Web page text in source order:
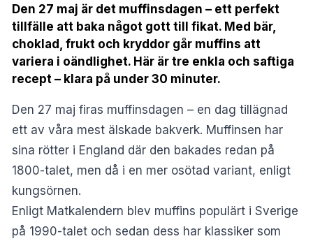
Den 27 maj är det muffinsdagen – ett perfekt
tillfälle att baka något gott till fikat. Med bär,
choklad, frukt och kryddor går muffins att
variera i oändlighet. Här är tre enkla och saftiga
recept – klara på under 30 minuter.
Den 27 maj firas muffinsdagen – en dag tillägnad
ett av våra mest älskade bakverk. Muffinsen har
sina rötter i England där den bakades redan på
1800-talet, men då i en mer osötad variant, enligt
kungsörnen.
Enligt Matkalendern blev muffins populärt i Sverige
på 1990-talet och sedan dess har klassiker som